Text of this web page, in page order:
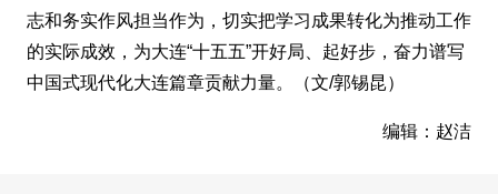
志和务实作风担当作为，切实把学习成果转化为推动工作
的实际成效，为大连“十五五”开好局、起好步，奋力谱写
中国式现代化大连篇章贡献力量。（文/郭锡昆）
编辑：赵洁